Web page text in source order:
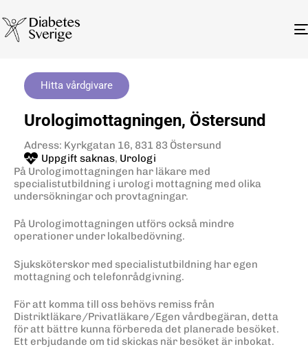
Hitta vårdgivare
Urologimottagningen, Östersund
Adress: Kyrkgatan 16, 831 83 Östersund
Uppgift saknas, Urologi
På Urologimottagningen har läkare med
specialistutbildning i urologi mottagning med olika
undersökningar och provtagningar.
På Urologimottagningen utförs också mindre
operationer under lokalbedövning.
Sjuksköterskor med specialistutbildning har egen
mottagning och telefonrådgivning.
För att komma till oss behövs remiss från
Distriktläkare/Privatläkare/Egen vårdbegäran, detta
för att bättre kunna förbereda det planerade besöket.
Ett erbjudande om tid skickas när besöket är inbokat.